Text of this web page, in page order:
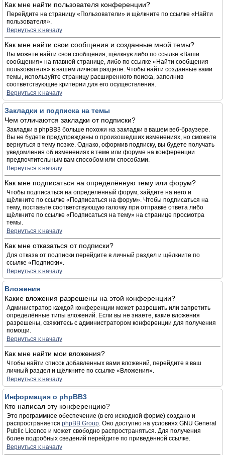
Как мне найти пользователя конференции?
Перейдите на страницу «Пользователи» и щёлкните по ссылке «Найти
пользователя».
Вернуться к началу
Как мне найти свои сообщения и созданные мной темы?
Вы можете найти свои сообщения, щёлкнув либо по ссылке «Ваши
сообщения» на главной странице, либо по ссылке «Найти сообщения
пользователя» в вашем личном разделе. Чтобы найти созданные вами
темы, используйте страницу расширенного поиска, заполнив
соответствующие критерии для его осуществления.
Вернуться к началу
Закладки и подписка на темы
Чем отличаются закладки от подписки?
Закладки в phpBB3 больше похожи на закладки в вашем веб-браузере.
Вы не будете предупреждены о произошедших изменениях, но сможете
вернуться в тему позже. Однако, оформив подписку, вы будете получать
уведомления об изменениях в теме или форуме на конференции
предпочтительным вам способом или способами.
Вернуться к началу
Как мне подписаться на определённую тему или форум?
Чтобы подписаться на определённый форум, зайдите на него и
щёлкните по ссылке «Подписаться на форум». Чтобы подписаться на
тему, поставьте соответствующую галочку при отправке ответа либо
щёлкните по ссылке «Подписаться на тему» на странице просмотра
темы.
Вернуться к началу
Как мне отказаться от подписки?
Для отказа от подписки перейдите в личный раздел и щёлкните по
ссылке «Подписки».
Вернуться к началу
Вложения
Какие вложения разрешены на этой конференции?
Администратор каждой конференции может разрешить или запретить
определённые типы вложений. Если вы не знаете, какие вложения
разрешены, свяжитесь с администратором конференции для получения
помощи.
Вернуться к началу
Как мне найти мои вложения?
Чтобы найти список добавленных вами вложений, перейдите в ваш
личный раздел и щёлкните по ссылке «Вложения».
Вернуться к началу
Информация о phpBB3
Кто написал эту конференцию?
Это программное обеспечение (в его исходной форме) создано и
распространяется phpBB Group. Оно доступно на условиях GNU General
Public Licence и может свободно распространяться. Для получения
более подробных сведений перейдите по приведённой ссылке.
Вернуться к началу